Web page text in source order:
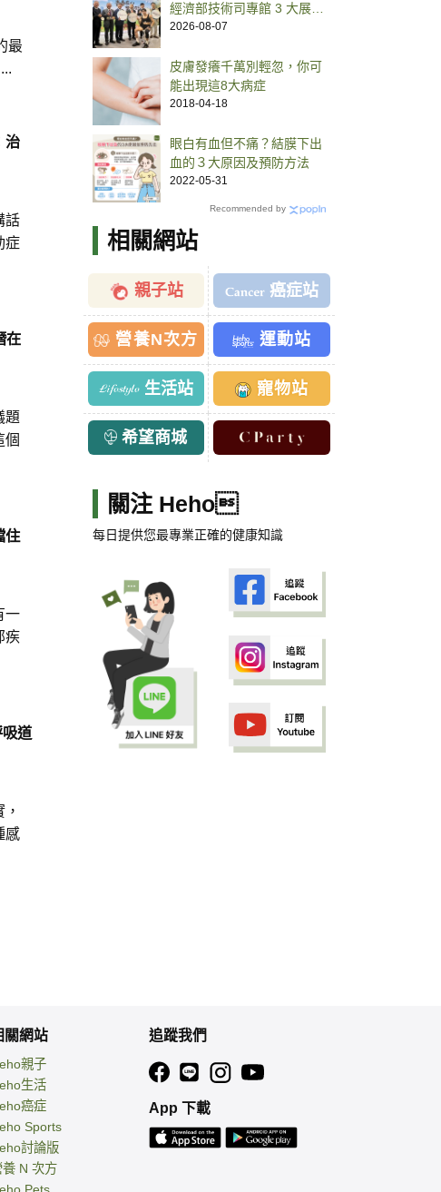
最
治
話
症
在
題
個
住
一
疾
道
感
經濟部技術司專館 3 大展
區、30 項高齡健康科技一
2026-08-07
皮膚發癢千萬別輕忽，你可
能出現這8大病症
2018-04-18
眼白有血但不痛？結膜下出
血的３大原因及預防方法
2022-05-31
Recommended by
相關網站
親子站 癌症站
營養N次方 運動站
生活站 寵物站
希望商城
關注 Heho
每日提供您最專業正確的健康知識
關網站
親子
生活
癌症
Sports
討論版
養 N 次方
追蹤我們
App 下載